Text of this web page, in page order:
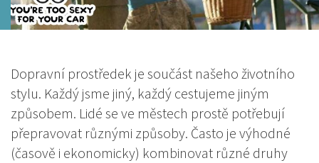
Dopravní prostředek je součást našeho životního
stylu. Každý jsme jiný, každý cestujeme jiným
způsobem. Lidé se ve městech prostě potřebují
přepravovat různými způsoby. Často je výhodné
(časově i ekonomicky) kombinovat různé druhy